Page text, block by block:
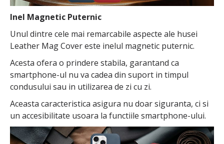
Inel Magnetic Puternic
Unul dintre cele mai remarcabile aspecte ale husei
Leather Mag Cover este inelul magnetic puternic.
Acesta ofera o prindere stabila, garantand ca
smartphone-ul nu va cadea din suport in timpul
condusului sau in utilizarea de zi cu zi.
Aceasta caracteristica asigura nu doar siguranta, ci si
un accesibilitate usoara la functiile smartphone-ului.